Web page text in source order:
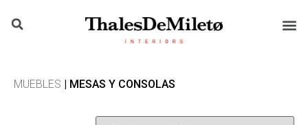
MUEBLES | MESAS Y CONSOLAS